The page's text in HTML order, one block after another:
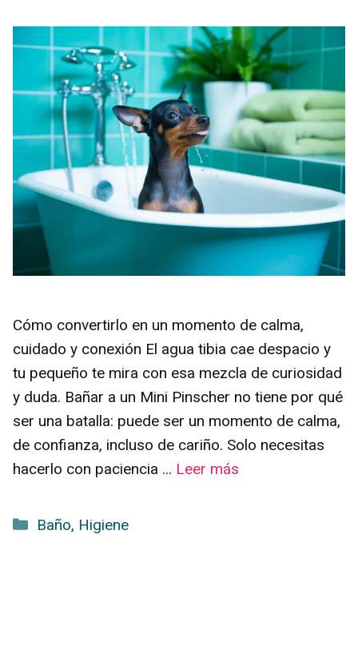
Cómo convertirlo en un momento de calma,
cuidado y conexión El agua tibia cae despacio y
tu pequeño te mira con esa mezcla de curiosidad
y duda. Bañar a un Mini Pinscher no tiene por qué
ser una batalla: puede ser un momento de calma,
de confianza, incluso de cariño. Solo necesitas
hacerlo con paciencia … Leer más
Categorías
Baño, Higiene